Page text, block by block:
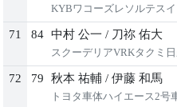
KYBワコーズレソルテスイ
71 84 中村 公一 / 刀祢 佑大
スクーデリアVRKタクミ日産バイオ
72 79 秋本 祐輔 / 伊藤 和馬
トヨタ車体ハイエース2号